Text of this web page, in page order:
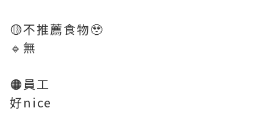
🟡不推薦食物🥹
🔹無
🟠員工
好nice